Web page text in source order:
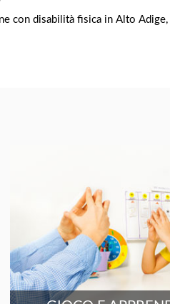
con disabilità fisica in Alto